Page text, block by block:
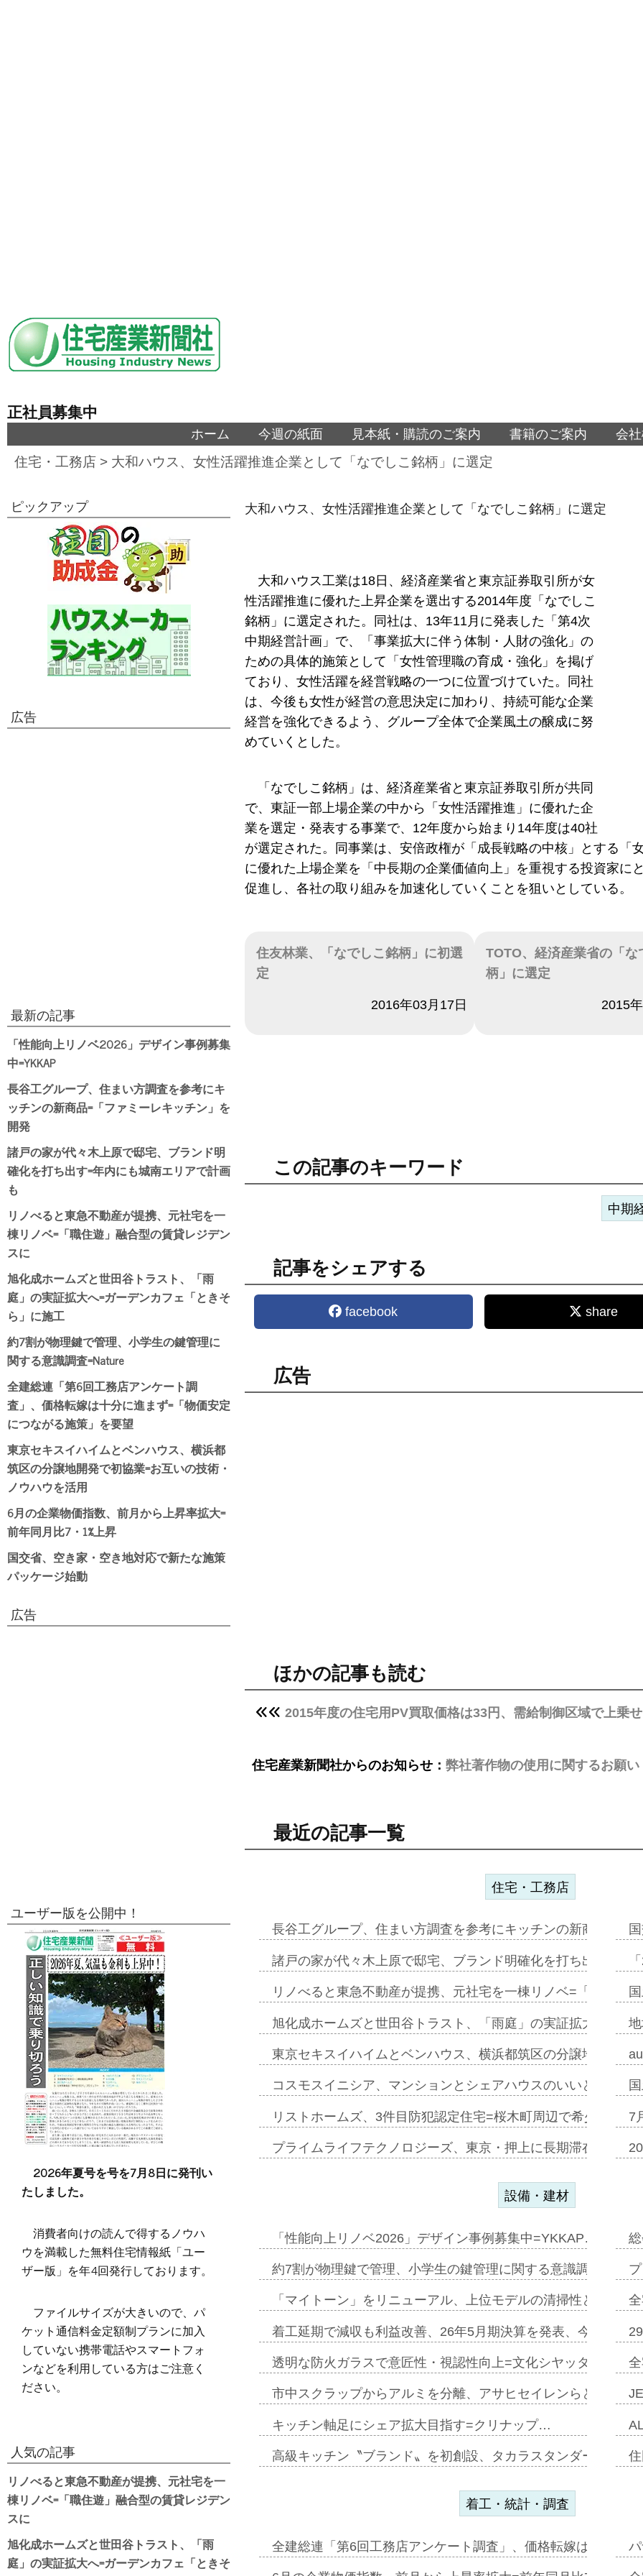
正社員募集中
ホーム 今週の紙面 見本紙・購読のご案内 書籍のご案内 会
住宅・工務店 > 大和ハウス、女性活躍推進企業として「なでしこ銘柄」に選定
大和ハウス、女性活躍推進企業として「なでしこ銘柄」に選定
大和ハウス工業は18日、経済産業省と東京証券取引所が女
性活躍推進に優れた上昇企業を選出する2014年度「なでしこ
銘柄」に選定された。同社は、13年11月に発表した「第4次
中期経営計画」で、「事業拡大に伴う体制・人財の強化」の
ための具体的施策として「女性管理職の育成・強化」を掲げ
ており、女性活躍を経営戦略の一つに位置づけていた。同社
は、今後も女性が経営の意思決定に加わり、持続可能な企業
経営を強化できるよう、グループ全体で企業風土の醸成に努
めていくとした。
「なでしこ銘柄」は、経済産業省と東京証券取引所が共同
で、東証一部上場企業の中から「女性活躍推進」に優れた企
業を選定・発表する事業で、12年度から始まり14年度は40社
が選定された。同事業は、安倍政権が「成長戦略の中核」とする「
に優れた上場企業を「中長期の企業価値向上」を重視する投資家に
促進し、各社の取り組みを加速化していくことを狙いとしている。
住友林業、「なでしこ銘柄」に初選
定
2016年03月17日
TOTO、経済産業省の「な
柄」に選定
2015
この記事のキーワード
中期
記事をシェアする
facebook share
広告
ほかの記事も読む
2015年度の住宅用PV買取価格は33円、需給制御区域で上乗
住宅産業新聞社からのお知らせ： 弊社著作物の使用に関するお願い
最近の記事一覧
住宅・工務店
長谷工グループ、住まい方調査を参考にキッチンの新商品=「
諸戸の家が代々木上原で邸宅、ブランド明確化を打ち出す=年
リノべると東急不動産が提携、元社宅を一棟リノベ=「職住遊
旭化成ホームズと世田谷トラスト、「雨庭」の実証拡大へ=ガ
東京セキスイハイムとベンハウス、横浜都筑区の分譲地開発で
コスモスイニシア、マンションとシェアハウスのいいとこどり
リストホームズ、3件目防犯認定住宅=桜木町周辺で希少価値
プライムライフテクノロジーズ、東京・押上に長期滞在型ホテ
7
設備・建材
「性能向上リノベ2026」デザイン事例募集中=YKKAP…
約7割が物理鍵で管理、小学生の鍵管理に関する意識調査
「マイトーン」をリニューアル、上位モデルの清掃性と安全
着工延期で減収も利益改善、26年5月期決算を発表、今期は増
透明な防火ガラスで意匠性・視認性向上=文化シヤッター…
市中スクラップからアルミを分離、アサヒセイレンらと協働開
キッチン軸足にシェア拡大目指す=クリナップ…
高級キッチン〝ブランド〟を初創設、タカラスタンダードが新
着工・統計・調査
全建総連「第6回工務店アンケート調査」、価格転嫁は十分に
ピックアップ
広告
最新の記事
「性能向上リノベ2026」デザイン事例募集
中=YKKAP
長谷工グループ、住まい方調査を参考にキ
ッチンの新商品=「ファミーレキッチン」を
開発
諸戸の家が代々木上原で邸宅、ブランド明
確化を打ち出す=年内にも城南エリアで計画
も
リノべると東急不動産が提携、元社宅を一
棟リノベ=「職住遊」融合型の賃貸レジデン
スに
旭化成ホームズと世田谷トラスト、「雨
庭」の実証拡大へ=ガーデンカフェ「ときそ
ら」に施工
約7割が物理鍵で管理、小学生の鍵管理に
関する意識調査=Nature
全建総連「第6回工務店アンケート調
査」、価格転嫁は十分に進まず=「物価安定
につながる施策」を要望
東京セキスイハイムとベンハウス、横浜都
筑区の分譲地開発で初協業=お互いの技術・
ノウハウを活用
6月の企業物価指数、前月から上昇率拡大=
前年同月比7・1%上昇
国交省、空き家・空き地対応で新たな施策
パッケージ始動
広告
ユーザー版を公開中！
2026年夏号を号を7月8日に発刊い
たしました。
消費者向けの読んで得するノウハ
ウを満載した無料住宅情報紙「ユー
ザー版」を年4回発行しております。
ファイルサイズが大きいので、パ
ケット通信料金定額制プランに加入
していない携帯電話やスマートフォ
ンなどを利用している方はご注意く
ださい。
人気の記事
リノべると東急不動産が提携、元社宅を一
棟リノベ=「職住遊」融合型の賃貸レジデン
スに
旭化成ホームズと世田谷トラスト、「雨
庭」の実証拡大へ=ガーデンカフェ「ときそ